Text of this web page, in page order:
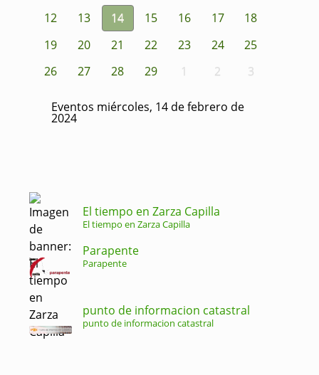
12
13 14 15 16 17
18
19
20 21 22 23 24
25
26
27 28 29 1 2 3
Eventos miércoles, 14 de febrero de
2024
El tiempo en Zarza Capilla
El tiempo en Zarza Capilla
Parapente
Parapente
punto de informacion catastral
punto de informacion catastral